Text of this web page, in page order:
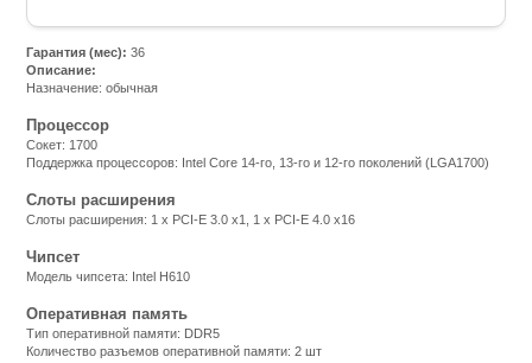
Гарантия (мес): 36
Описание:
Назначение: обычная
Процессор
Сокет: 1700
Поддержка процессоров: Intel Core 14-го, 13-го и 12-го поколений (LGA1700)
Слоты расширения
Слоты расширения: 1 x PCI-E 3.0 x1, 1 x PCI-E 4.0 x16
Чипсет
Модель чипсета: Intel H610
Оперативная память
Тип оперативной памяти: DDR5
Количество разъемов оперативной памяти: 2 шт